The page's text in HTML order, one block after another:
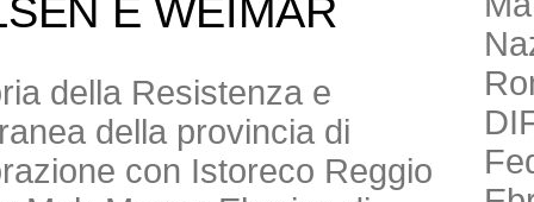
E WEIMAR
della Resistenza e
della provincia di
con Istoreco Reggio